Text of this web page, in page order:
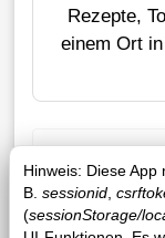
Hinweis: Diese App
B. sessionid
(sessionStorage/
Rezepte,
einem Ort
+ Einkauf